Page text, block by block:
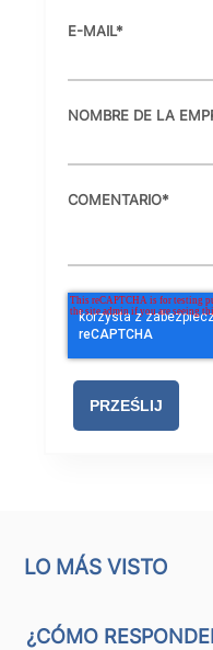
E-MAIL*
NOMBRE DE LA
COMENTARIO*
LO MÁS VISTO
¿CÓMO